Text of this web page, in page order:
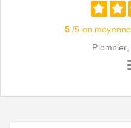
5 /5 en